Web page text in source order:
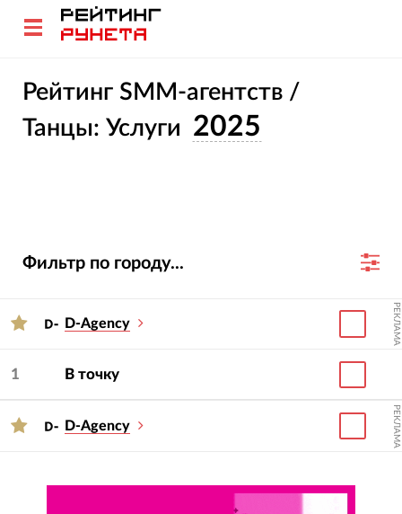
Рейтинг SMM-агентств /
Танцы: Услуги 2025
Фильтр по городу...
D-Agency РЕКЛАМА
1 В точку
D-Agency РЕКЛАМА